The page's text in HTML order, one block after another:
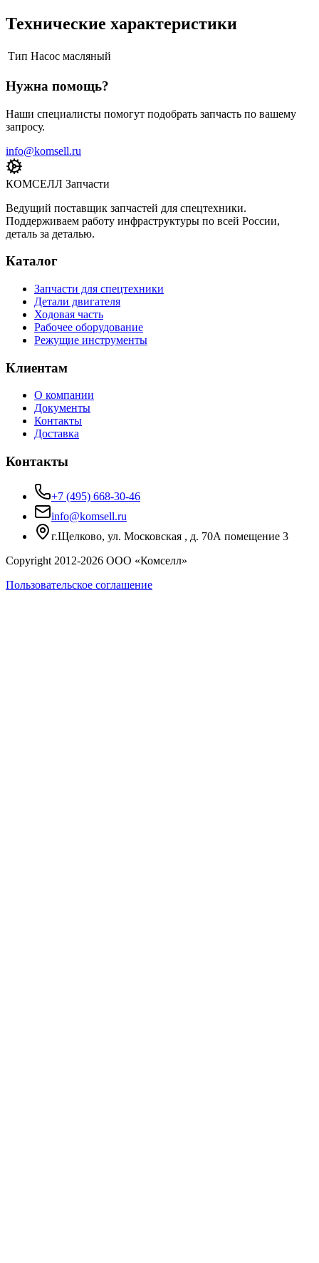
Технические характеристики
Тип Насос масляный
Нужна помощь?
Наши специалисты помогут подобрать запчасть по вашему
запросу.
info@komsell.ru
КОМСЕЛЛ Запчасти
Ведущий поставщик запчастей для спецтехники.
Поддерживаем работу инфраструктуры по всей России,
деталь за деталью.
Каталог
Запчасти для спецтехники
Детали двигателя
Ходовая часть
Рабочее оборудование
Режущие инструменты
Клиентам
О компании
Документы
Контакты
Доставка
Контакты
+7 (495) 668-30-46
info@komsell.ru
г.Щелково, ул. Московская , д. 70А помещение 3
Copyright 2012-2026 ООО «Комселл»
Пользовательское соглашение